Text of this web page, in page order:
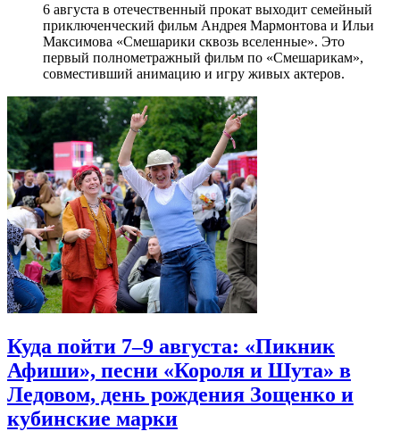
6 августа в отечественный прокат выходит семейный
приключенческий фильм Андрея Мармонтова и Ильи
Максимова «Смешарики сквозь вселенные». Это
первый полнометражный фильм по «Смешарикам»,
совместивший анимацию и игру живых актеров.
Куда пойти 7–9 августа: «Пикник
Афиши», песни «Короля и Шута» в
Ледовом, день рождения Зощенко и
кубинские марки